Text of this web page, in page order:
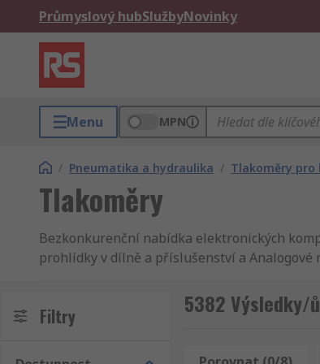
Průmyslový hubSlužbyNovinky
Menu MPN
/ Pneumatika a hydraulika / Tlakoměry pro
Tlakoměry
Bezkonkurenční nabídka elektronických
prohlídky v dílně a příslušenství a
bezpečnostní vybavení, dále Analogové
vybavení. Najdete tam Testování a měření a
druhého dne. Kupujete-li ve velkém nebo
Filtry 5382 Výsledky/